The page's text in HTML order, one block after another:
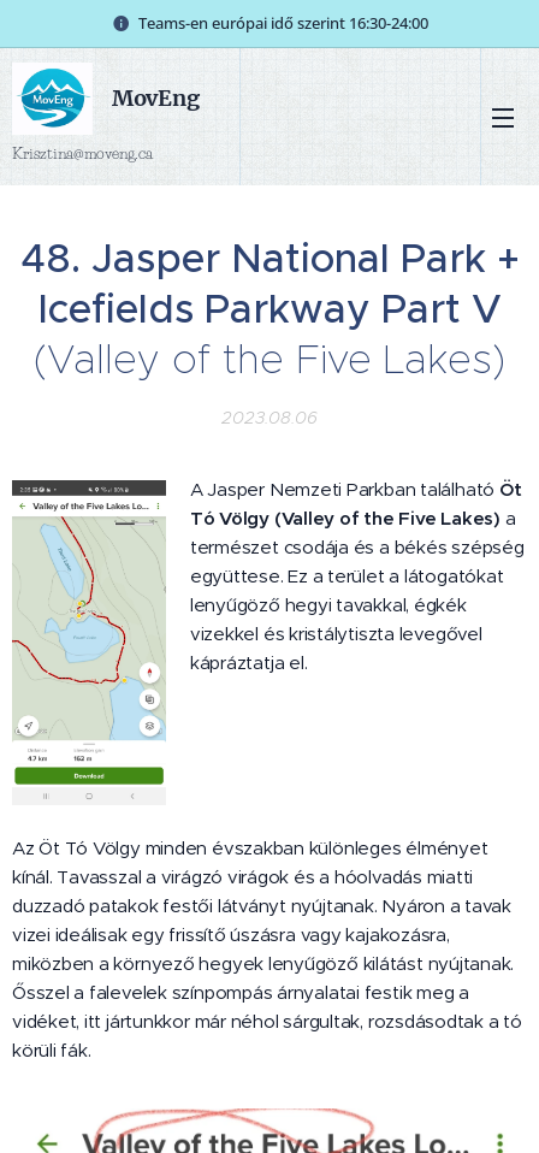
Teams-en európai idő szerint 16:30-24:00
MovEng
Krisztina@moveng.ca
48. Jasper National Park +
Icefields Parkway Part V
(Valley of the Five Lakes)
2023.08.06
A Jasper Nemzeti Parkban található Öt
Tó Völgy (Valley of the Five Lakes) a
természet csodája és a békés szépség
együttese. Ez a terület a látogatókat
lenyűgöző hegyi tavakkal, égkék
vizekkel és kristálytiszta levegővel
kápráztatja el.
Az Öt Tó Völgy minden évszakban különleges élményet
kínál. Tavasszal a virágzó virágok és a hóolvadás miatti
duzzadó patakok festői látványt nyújtanak. Nyáron a tavak
vizei ideálisak egy frissítő úszásra vagy kajakozásra,
miközben a környező hegyek lenyűgöző kilátást nyújtanak.
Ősszel a falevelek színpompás árnyalatai festik meg a
vidéket, itt jártunkkor már néhol sárgultak, rozsdásodtak a tó
körüli fák.